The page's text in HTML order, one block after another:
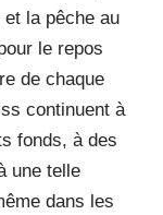
la pêche au
le repos
de chaque
continuent à
fonds, à des
une telle
dans les